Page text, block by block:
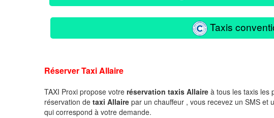
Taxis
Réserver Taxi Allaire
TAXI Proxi propose votre réservation taxis Allaire à tous les taxis les
réservation de taxi Allaire par un chauffeur , vous recevez un SMS et
qui correspond à votre demande.